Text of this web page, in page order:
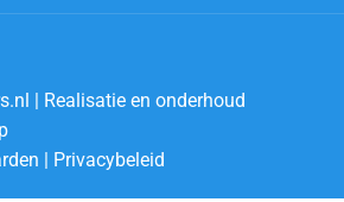
| Realisatie en onderhoud
| Privacybeleid